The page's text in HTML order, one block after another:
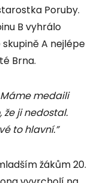
Poruby.
B vyhrálo
A nejlépe
Brna.
medaili
ji nedostal.
to hlavní.”
žákům 20.